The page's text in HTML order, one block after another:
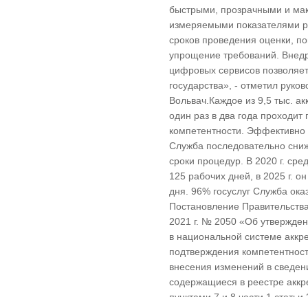
быстрыми, прозрачными и
измеряемыми показателями
сроков проведения оценки,
упрощение требований.
цифровых сервисов
государства», - отметил
Вольвач.Каждое из 9,5 тыс.
один раз в два года
компетентности.
Служба последовательно
сроки процедур. В 2020 г.
125 рабочих дней, в 2025 г.
дня. 96% госуслуг Служба
Постановление
2021 г. № 2050 «Об
в национальной системе
подтверждения
внесения изменений в
содержащиеся в реестре